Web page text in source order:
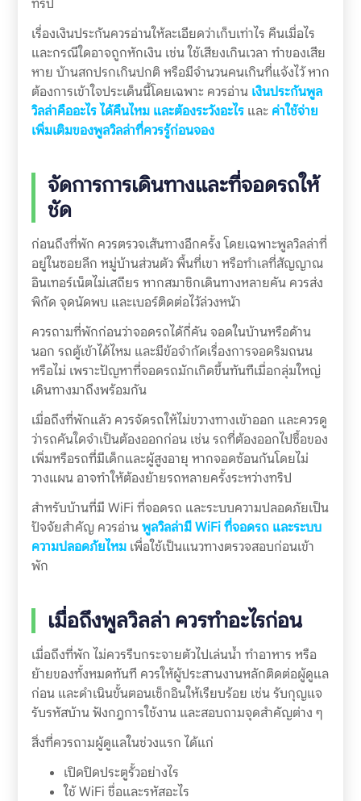
ทริป
เรื่องเงินประกันควรอ่านให้ละเอียดว่าเก็บเท่าไร คืนเมื่อไร
และกรณีใดอาจถูกหักเงิน เช่น ใช้เสียงเกินเวลา ทำของเสีย
หาย บ้านสกปรกเกินปกติ หรือมีจำนวนคนเกินที่แจ้งไว้ หาก
ต้องการเข้าใจประเด็นนี้โดยเฉพาะ ควรอ่าน เงินประกันพูล
วิลล่าคืออะไร ได้คืนไหม และต้องระวังอะไรและ ค่าใช้จ่าย
เพิ่มเติมของพูลวิลล่าที่ควรรู้ก่อนจอง
จัดการการเดินทางและที่จอดรถให้
ชัด
ก่อนถึงที่พัก ควรตรวจเส้นทางอีกครั้ง โดยเฉพาะพูลวิลล่าที่
อยู่ในซอยลึก หมู่บ้านส่วนตัว พื้นที่เขา หรือทำเลที่สัญญาณ
อินเทอร์เน็ตไม่เสถียร หากสมาชิกเดินทางหลายคัน ควรส่ง
พิกัด จุดนัดพบ และเบอร์ติดต่อไว้ล่วงหน้า
ควรถามที่พักก่อนว่าจอดรถได้กี่คัน จอดในบ้านหรือด้าน
นอก รถตู้เข้าได้ไหม และมีข้อจำกัดเรื่องการจอดริมถนน
หรือไม่ เพราะปัญหาที่จอดรถมักเกิดขึ้นทันทีเมื่อกลุ่มใหญ่
เดินทางมาถึงพร้อมกัน
เมื่อถึงที่พักแล้ว ควรจัดรถให้ไม่ขวางทางเข้าออก และควรดู
ว่ารถคันใดจำเป็นต้องออกก่อน เช่น รถที่ต้องออกไปซื้อของ
เพิ่มหรือรถที่มีเด็กและผู้สูงอายุ หากจอดซ้อนกันโดยไม่
วางแผน อาจทำให้ต้องย้ายรถหลายครั้งระหว่างทริป
สำหรับบ้านที่มี WiFi ที่จอดรถ และระบบความปลอดภัยเป็น
ปัจจัยสำคัญ ควรอ่านพูลวิลล่ามี WiFi ที่จอดรถ และระบบ
ความปลอดภัยไหมเพื่อใช้เป็นแนวทางตรวจสอบก่อนเข้า
พัก
เมื่อถึงพูลวิลล่า ควรทำอะไรก่อน
เมื่อถึงที่พัก ไม่ควรรีบกระจายตัวไปเล่นน้ำ ทำอาหาร หรือ
ย้ายของทั้งหมดทันที ควรให้ผู้ประสานงานหลักติดต่อผู้ดูแล
ก่อน และดำเนินขั้นตอนเช็กอินให้เรียบร้อย เช่น รับกุญแจ
รับรหัสบ้าน ฟังกฎการใช้งาน และสอบถามจุดสำคัญต่าง ๆ
สิ่งที่ควรถามผู้ดูแลในช่วงแรก ได้แก่
เปิดปิดประตูรั้วอย่างไร
ใช้ WiFi ชื่อและรหัสอะไร